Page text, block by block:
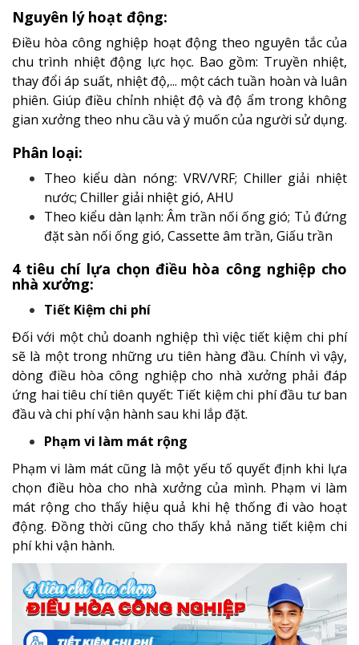
Nguyên lý hoạt động:
Điều hòa công nghiệp hoạt động theo nguyên tắc của
chu trình nhiệt động lực học. Bao gồm: Truyền nhiệt,
thay đổi áp suất, nhiệt độ,... một cách tuần hoàn và luân
phiên. Giúp điều chỉnh nhiệt độ và độ ẩm trong không
gian xưởng theo nhu cầu và ý muốn của người sử dụng.
Phân loại:
Theo kiểu dàn nóng: VRV/VRF; Chiller giải nhiệt
nước; Chiller giải nhiệt gió, AHU
Theo kiểu dàn lạnh: Âm trần nối ống gió; Tủ đứng
đặt sàn nối ống gió, Cassette âm trần, Giấu trần
4 tiêu chí lựa chọn điều hòa công nghiệp cho
nhà xưởng:
Tiết Kiệm chi phí
Đối với một chủ doanh nghiệp thì việc tiết kiệm chi phí
sẽ là một trong những ưu tiên hàng đầu. Chính vì vậy,
dòng điều hòa công nghiệp cho nhà xưởng phải đáp
ứng hai tiêu chí tiên quyết: Tiết kiệm chi phí đầu tư ban
đầu và chi phí vận hành sau khi lắp đặt.
Phạm vi làm mát rộng
Phạm vi làm mát cũng là một yếu tố quyết định khi lựa
chọn điều hòa cho nhà xưởng của mình. Phạm vi làm
mát rộng cho thấy hiệu quả khi hệ thống đi vào hoạt
động. Đồng thời cũng cho thấy khả năng tiết kiệm chi
phí khi vận hành.